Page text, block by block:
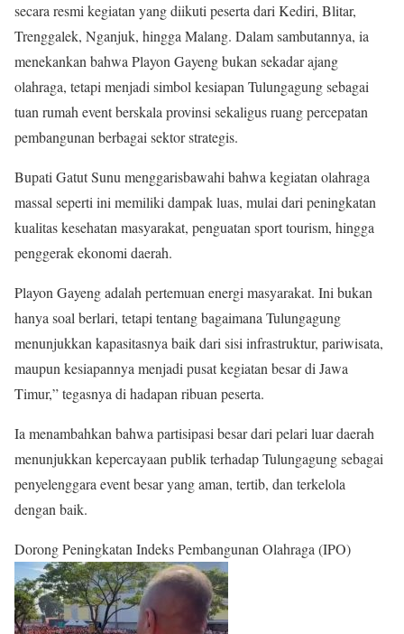
secara resmi kegiatan yang diikuti peserta dari Kediri, Blitar,
Trenggalek, Nganjuk, hingga Malang. Dalam sambutannya, ia
menekankan bahwa Playon Gayeng bukan sekadar ajang
olahraga, tetapi menjadi simbol kesiapan Tulungagung sebagai
tuan rumah event berskala provinsi sekaligus ruang percepatan
pembangunan berbagai sektor strategis.
Bupati Gatut Sunu menggarisbawahi bahwa kegiatan olahraga
massal seperti ini memiliki dampak luas, mulai dari peningkatan
kualitas kesehatan masyarakat, penguatan sport tourism, hingga
penggerak ekonomi daerah.
Playon Gayeng adalah pertemuan energi masyarakat. Ini bukan
hanya soal berlari, tetapi tentang bagaimana Tulungagung
menunjukkan kapasitasnya baik dari sisi infrastruktur, pariwisata,
maupun kesiapannya menjadi pusat kegiatan besar di Jawa
Timur,” tegasnya di hadapan ribuan peserta.
Ia menambahkan bahwa partisipasi besar dari pelari luar daerah
menunjukkan kepercayaan publik terhadap Tulungagung sebagai
penyelenggara event besar yang aman, tertib, dan terkelola
dengan baik.
Dorong Peningkatan Indeks Pembangunan Olahraga (IPO)